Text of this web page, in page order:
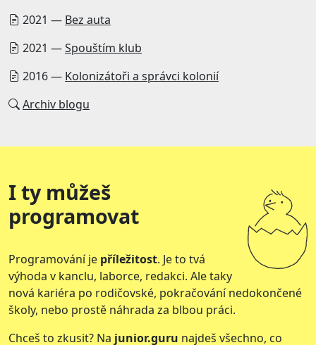
2021 — Bez auta
2021 —Spouštím klub
2016 — Kolonizátoři a správci kolonií
Archiv blogu
I ty můžeš
programovat
Programování je příležitost. Je to tvá
výhoda v kanclu, laborce, redakci. Ale taky
nová kariéra po rodičovské, pokračování nedokončené
školy, nebo prostě náhrada za blbou práci.
Chceš to zkusit? Na junior.guru najdeš všechno, co